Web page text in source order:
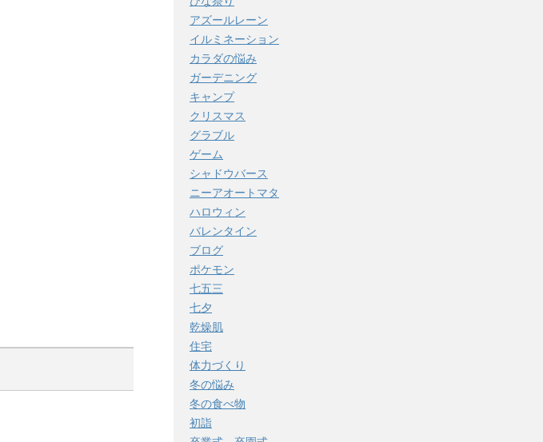
アズールレーン
イルミネーション
カラダの悩み
ガーデニング
キャンプ
クリスマス
グラブル
ゲーム
シャドウバース
ニーアオートマタ
ハロウィン
バレンタイン
ブログ
ポケモン
七五三
七夕
乾燥肌
住宅
体力づくり
冬の悩み
冬の食べ物
初詣